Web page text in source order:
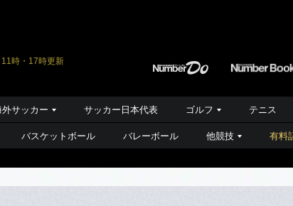
時・17時更新
外サッカー サッカー日本代表 ゴルフ テニス
バスケットボール バレーボール 他競技 有料